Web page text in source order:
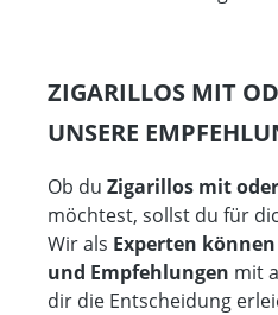
ZIGARILLOS MIT
UNSERE
Ob du Zigarillos mit
möchtest, sollst du für
Wir als Experten
und Empfehlungen mit
dir die Entscheidung